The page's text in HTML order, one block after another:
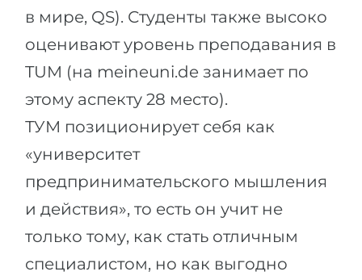
в мире, QS). Студенты также высоко
оценивают уровень преподавания в
TUM (на meineuni.de занимает по
этому аспекту 28 место).
ТУМ позиционирует себя как
«университет
предпринимательского мышления
и действия», то есть он учит не
только тому, как стать отличным
специалистом, но как выгодно